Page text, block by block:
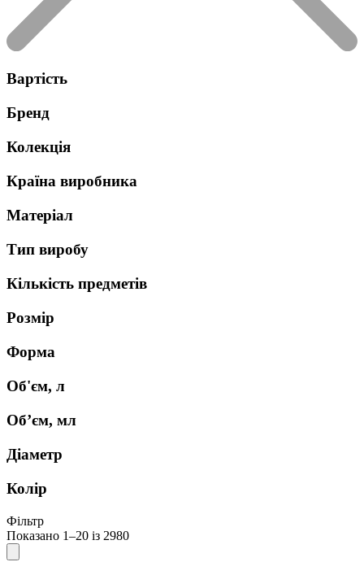
Вартість
Бренд
Колекція
Країна виробника
Матеріал
Тип виробу
Кількість предметів
Розмір
Форма
Об'єм, л
Об’єм, мл
Діаметр
Колір
Фільтр
Показано 1–20 із 2980